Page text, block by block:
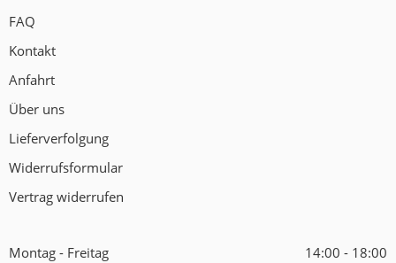
FAQ
Kontakt
Anfahrt
Über uns
Lieferverfolgung
Widerrufsformular
Vertrag widerrufen
Montag - Freitag
14:00 - 18:00